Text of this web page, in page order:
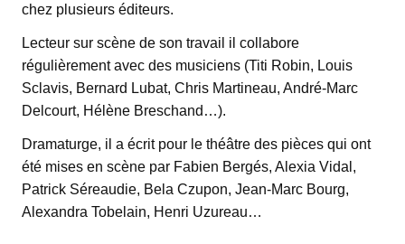
chez plusieurs éditeurs.
Lecteur sur scène de son travail il collabore
régulièrement avec des musiciens (Titi Robin, Louis
Sclavis, Bernard Lubat, Chris Martineau, André-Marc
Delcourt, Hélène Breschand…).
Dramaturge, il a écrit pour le théâtre des pièces qui ont
été mises en scène par Fabien Bergés, Alexia Vidal,
Patrick Séreaudie, Bela Czupon, Jean-Marc Bourg,
Alexandra Tobelain, Henri Uzureau…